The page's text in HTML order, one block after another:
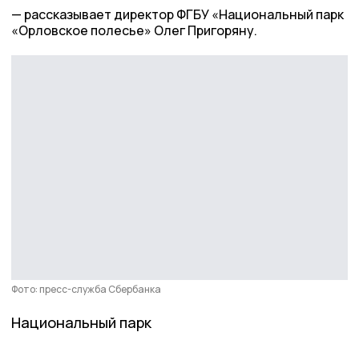
рассказывает директор ФГБУ «Национальный парк
«Орловское полесье» Олег Пригоряну.
Фото: пресс-служба Сбербанка
Национальный парк